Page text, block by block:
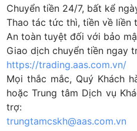
Chuyển tiền 24/7, bất kể
Thao tác tức thì, tiền về liền
An toàn tuyệt đối với bảo
Giao dịch chuyển tiền ngay
https://trading.aas.com.vn/
Mọi thắc mắc, Quý Khách
hoặc Trung tâm Dịch vụ
trợ:
trungtamcskh@aas.com.vn